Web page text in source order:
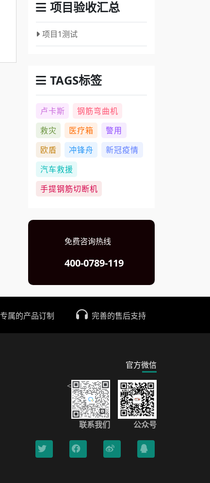
项目验收汇总
项目1测试
TAGS标签
卢卡斯
钢筋弯曲机
救灾
医疗箱
警用
欧盾
冲锋舟
新冠疫情
汽车救援
手提钢筋切断机
免费咨询热线
400-0789-119
专属的产品订制 完善的售后支持
官方微信
<
联系我们 公众号